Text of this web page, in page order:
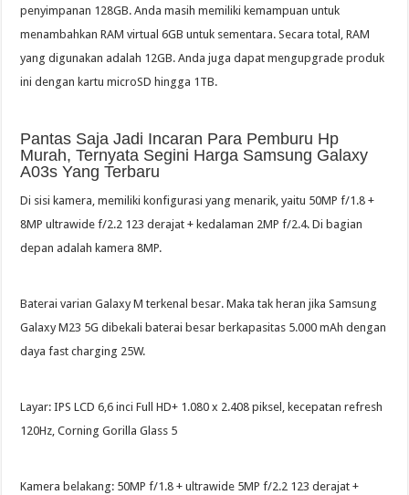
penyimpanan 128GB. Anda masih memiliki kemampuan untuk
menambahkan RAM virtual 6GB untuk sementara. Secara total, RAM
yang digunakan adalah 12GB. Anda juga dapat mengupgrade produk
ini dengan kartu microSD hingga 1TB.
Pantas Saja Jadi Incaran Para Pemburu Hp
Murah, Ternyata Segini Harga Samsung Galaxy
A03s Yang Terbaru
Di sisi kamera, memiliki konfigurasi yang menarik, yaitu 50MP f/1.8 +
8MP ultrawide f/2.2 123 derajat + kedalaman 2MP f/2.4. Di bagian
depan adalah kamera 8MP.
Baterai varian Galaxy M terkenal besar. Maka tak heran jika Samsung
Galaxy M23 5G dibekali baterai besar berkapasitas 5.000 mAh dengan
daya fast charging 25W.
Layar: IPS LCD 6,6 inci Full HD+ 1.080 x 2.408 piksel, kecepatan refresh
120Hz, Corning Gorilla Glass 5
Kamera belakang: 50MP f/1.8 + ultrawide 5MP f/2.2 123 derajat +